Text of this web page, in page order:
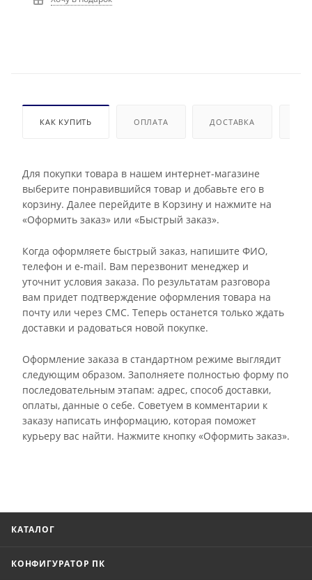
КАК КУПИТЬ ОПЛАТА ДОСТАВКА
Для покупки товара в нашем интернет-магазине
выберите понравившийся товар и добавьте его в
корзину. Далее перейдите в Корзину и нажмите на
«Оформить заказ» или «Быстрый заказ».
Когда оформляете быстрый заказ, напишите ФИО,
телефон и e-mail. Вам перезвонит менеджер и
уточнит условия заказа. По результатам разговора
вам придет подтверждение оформления товара на
почту или через СМС. Теперь останется только ждать
доставки и радоваться новой покупке.
Оформление заказа в стандартном режиме выглядит
следующим образом. Заполняете полностью форму по
последовательным этапам: адрес, способ доставки,
оплаты, данные о себе. Советуем в комментарии к
заказу написать информацию, которая поможет
курьеру вас найти. Нажмите кнопку «Оформить заказ».
КАТАЛОГ
КОНФИГУРАТОР ПК